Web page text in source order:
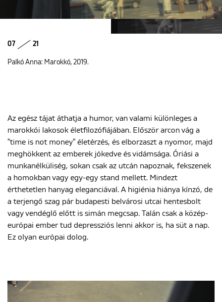
07 21
Palkó Anna: Marokkó, 2019.
Az egész tájat áthatja a humor, van valami különleges a
marokkói lakosok életfilozófiájában. Először arcon vág a
"time is not money" életérzés, és elborzaszt a nyomor, majd
meghökkent az emberek jókedve és vidámsága. Óriási a
munkanélküliség, sokan csak az utcán napoznak, fekszenek
a homokban vagy egy-egy stand mellett. Mindezt
érthetetlen hanyag eleganciával. A higiénia hiánya kínzó, de
a terjengő szag pár budapesti belvárosi utcai hentesbolt
vagy vendéglő előtt is simán megcsap. Talán csak a közép-
európai ember tud depressziós lenni akkor is, ha süt a nap.
Ez olyan európai dolog.